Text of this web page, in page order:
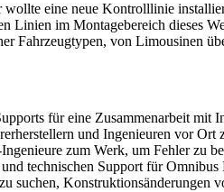
eine neue Kontrolllinie
Linien im Montagebereich dieses
Fahrzeugtypen, von Limousinen
für eine Zusammenarbeit
und Ingenieuren vor
zum Werk, um Fehler zu
technischen Support für
suchen, Konstruktionsänderungen